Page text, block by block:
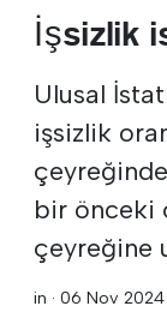
İşsizlik
Ulusal
işsizlik
bir önceki
çeyreğine
in · 06 Nov 2024